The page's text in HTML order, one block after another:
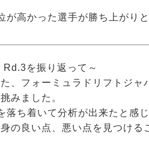
が高かった選手が勝ち上がり
を振り返って～
、フォーミュラドリフトジ
みました。
ち着いて分析が出来たと感じ
の良い点、悪い点を見つけ